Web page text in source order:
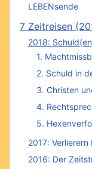
LEBENsende
7 Zeitreisen
2018:
1.
2. Schuld in
3. Christen
4.
5.
2017:
2016: Der